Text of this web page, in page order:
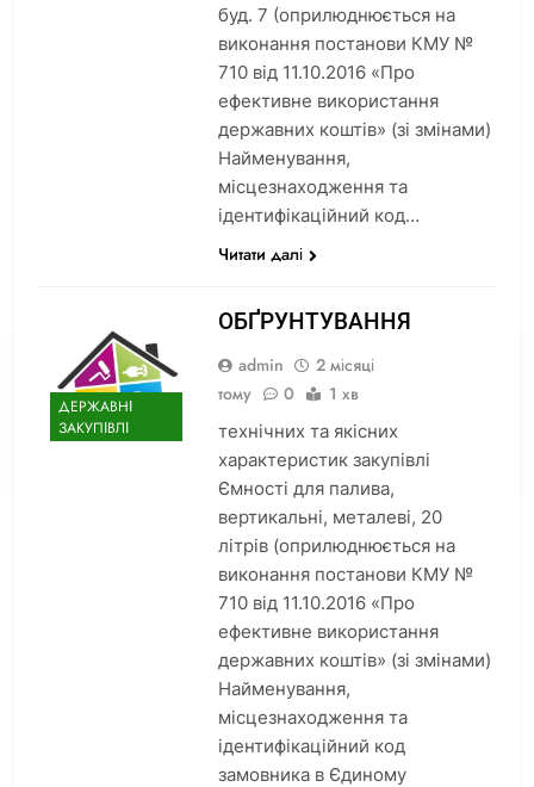
буд. 7 (оприлюднюється на
виконання постанови КМУ №
710 від 11.10.2016 «Про
ефективне використання
державних коштів» (зі змінами)
Найменування,
місцезнаходження та
ідентифікаційний код…
Читати далі
ДЕРЖАВНІ
ЗАКУПІВЛІ
ОБҐРУНТУВАННЯ
admin
2 місяці
тому
0 1 хв
технічних та якісних
характеристик закупівлі
Ємності для палива,
вертикальні, металеві, 20
літрів (оприлюднюється на
виконання постанови КМУ №
710 від 11.10.2016 «Про
ефективне використання
державних коштів» (зі змінами)
Найменування,
місцезнаходження та
ідентифікаційний код
замовника в Єдиному